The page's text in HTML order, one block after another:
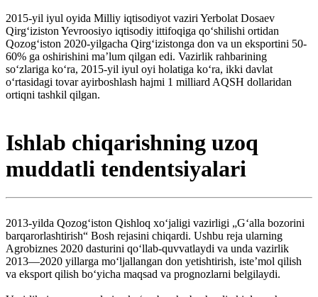
2015-yil iyul oyida Milliy iqtisodiyot vaziri Yerbolat Dosaev
Qirgʻiziston Yevroosiyo iqtisodiy ittifoqiga qoʻshilishi ortidan
Qozogʻiston 2020-yilgacha Qirgʻizistonga don va un eksportini 50-
60% ga oshirishini maʼlum qilgan edi. Vazirlik rahbarining
soʻzlariga koʻra, 2015-yil iyul oyi holatiga koʻra, ikki davlat
oʻrtasidagi tovar ayirboshlash hajmi 1 milliard AQSH dollaridan
ortiqni tashkil qilgan.
Ishlab chiqarishning uzoq
muddatli tendentsiyalari
2013-yilda Qozogʻiston Qishloq xoʻjaligi vazirligi „Gʻalla bozorini
barqarorlashtirish“ Bosh rejasini chiqardi. Ushbu reja ularning
Agrobiznes 2020 dasturini qoʻllab-quvvatlaydi va unda vazirlik
2013—2020 yillarga moʻljallangan don yetishtirish, isteʼmol qilish
va eksport qilish boʻyicha maqsad va prognozlarni belgilaydi.